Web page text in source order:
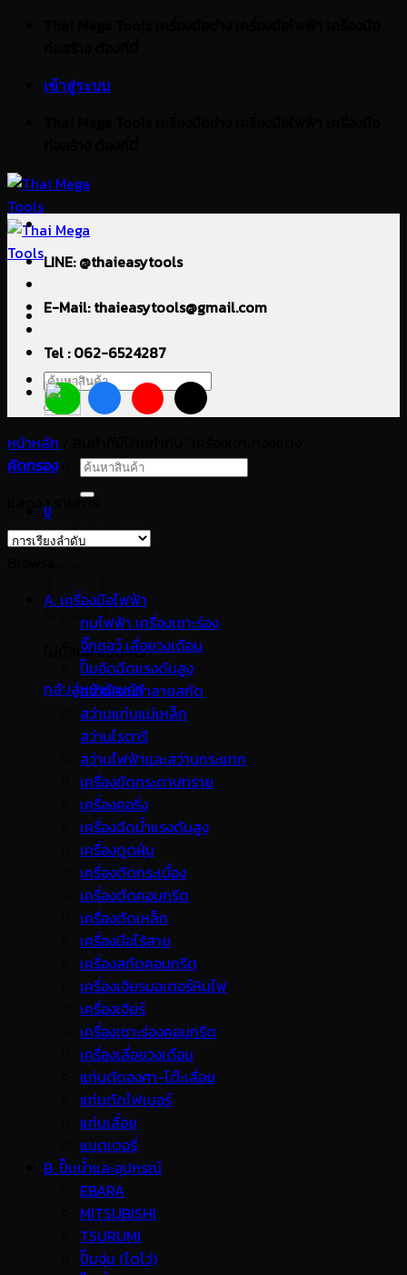
เข้าสู่ระบบ
ค้นหา:
ค้นหา:
0
ตะกร้าสินค้า
ไม่มีสินค้าในตะกร้า
กลับสู่หน้าร้านค้า
LINE: @thaieasytools
E-Mail: thaieasytools@gmail.com
Tel : 062-6524287
หน้าหลัก
คัดกรอง
แสดง 1 รายการ
A. เครื่องมือไฟฟ้า
กบไฟฟ้า เครื่องเซาะร่อง
จิ๊กซอว์ เลื่อยวงเดือน
ปั๊มอัดฉีดแรงดันสูง
สว่านเจาะทำลายสกัด
สว่านแท่นแม่เหล็ก
สว่านโรตารี
สว่านไฟฟ้าและสว่านกระแทก
เครื่องขัดกระดาษทราย
เครื่องคอริ่ง
เครื่องฉีดน้ำแรงดันสูง
เครื่องดูดฝุ่น
เครื่องตัดกระเบื้อง
เครื่องตัดคอนกรีต
เครื่องตัดเหล็ก
เครื่องมือไร้สาย
เครื่องสกัดคอนกรีต
เครื่องเจียรมอเตอร์หินไฟ
เครื่องเจียร์
เครื่องเซาะร่องคอนกรีต
เครื่องเลื่อยวงเดือน
แท่นตัดองศา-โต๊ะเลื่อย
แท่นตัดไฟเบอร์
แท่นเลื่อย
แบตเตอรี่
B. ปั๊มน้ำและอุปกรณ์
EBARA
MITSUBISHI
TSURUMI
ปั๊มจุ่ม (ไดโว่)